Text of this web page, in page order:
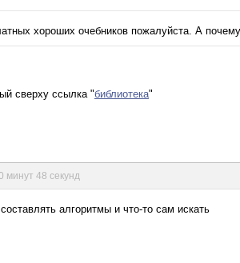
хороших очебников пожалуйста. А
сверху ссылка "библиотека"
минут 48 секунд
алгоритмы и что-то сам искать